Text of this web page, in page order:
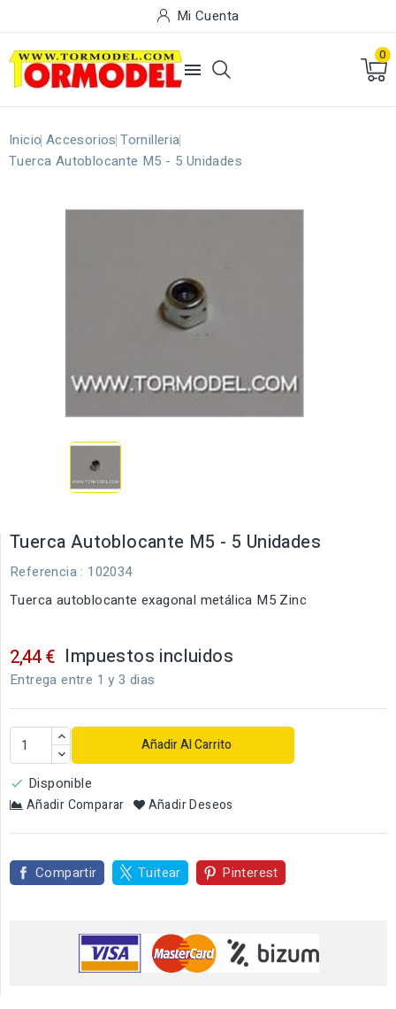
Mi Cuenta

0
Inicio Accesorios Tornilleria
Tuerca Autoblocante M5 - 5 Unidades
Tuerca Autoblocante M5 - 5 Unidades
Referencia : 102034
Tuerca autoblocante exagonal metálica M5 Zinc
2,44 € Impuestos incluidos
Entrega entre 1 y 3 dias
Añadir Al Carrito
 Disponible
Añadir Comparar Añadir Deseos
Compartir Tuitear Pinterest